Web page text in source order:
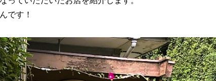
です！